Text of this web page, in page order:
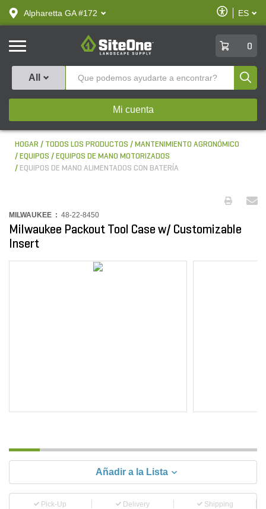
text.skipToContent
text.skipToNavigation
Alpharetta GA #172
Habilitar
ES
SiteOne
0
All
Mi cuenta
HOGAR TODOS LOS PRODUCTOS
MANTENIMIENTO AGRONÓMICO
EQUIPOS
EQUIPOS DE MANO MOTORIZADOS
EQUIPOS DE MANO ALIMENTADOS CON BATERÍA
MILWAUKEE : 48-22-8450
Milwaukee Packout Tool Case w/ Customizable
Insert
Añadir a la Lista
Pick-Up Delivery Shipping